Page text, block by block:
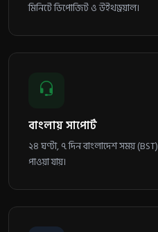
মিনিটে ডিপোজিট ও উইথড্রয়াল।
বাংলায় সাপোর্ট
২৪ ঘণ্টা, ৭ দিন বাংলাদেশ সময়
পাওয়া যায়।